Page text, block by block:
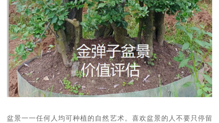
盆景一一任何人均可种植的自然艺术。喜欢盆景的人不要只停留